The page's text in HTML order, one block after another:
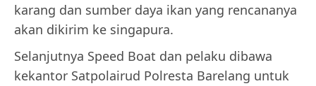
karang dan sumber daya ikan yang rencananya
akan dikirim ke singapura.
Selanjutnya Speed Boat dan pelaku dibawa
kekantor Satpolairud Polresta Barelang untuk